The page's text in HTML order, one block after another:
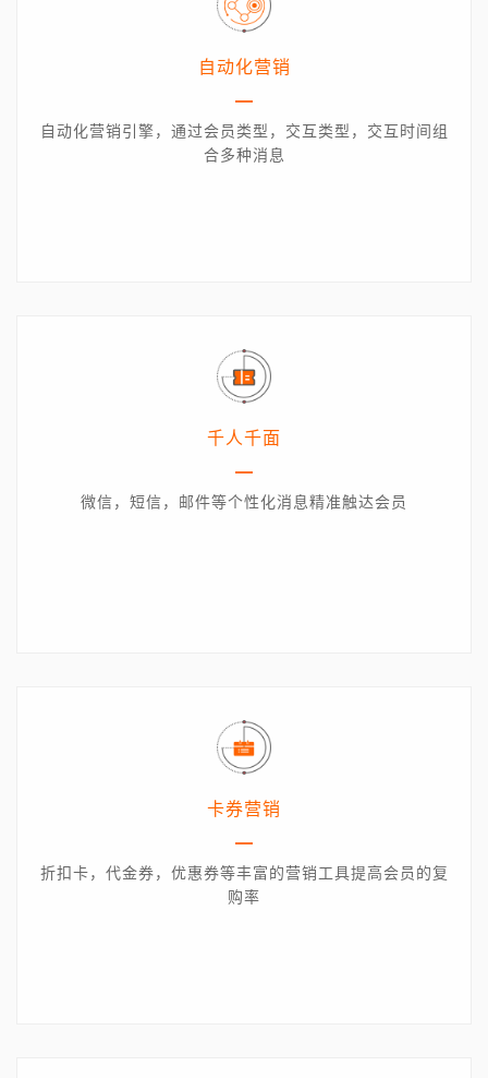
自动化营销
自动化营销引擎，通过会员类型，交互类型，交互时间组
合多种消息
千人千面
微信，短信，邮件等个性化消息精准触达会员
卡券营销
折扣卡，代金券，优惠券等丰富的营销工具提高会员的复
购率